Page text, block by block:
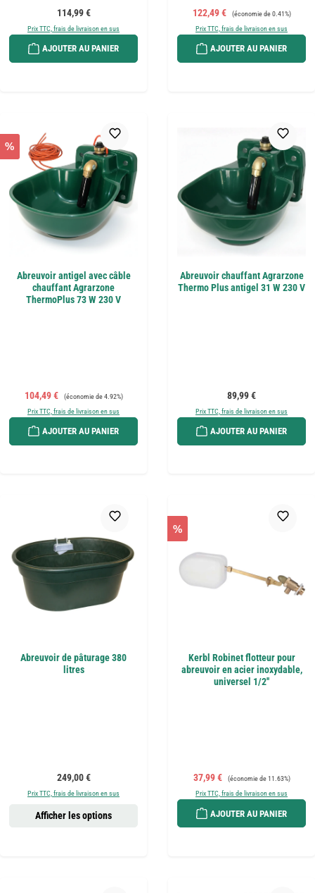
Prix régulier :
114,99 €
Prix TTC, frais de livraison en sus
AJOUTER AU PANIER
Prix de vente :
122,49 € Prix régulier :
(économie de 0.41%)
Prix TTC, frais de livraison en sus
AJOUTER AU PANIER
%
Abreuvoir antigel avec câble
chauffant Agrarzone
ThermoPlus 73 W 230 V
Prix de vente :
104,49 € Prix régulier :
(économie de 4.92%)
Prix TTC, frais de livraison en sus
AJOUTER AU PANIER
Abreuvoir chauffant Agrarzone
Thermo Plus antigel 31 W 230 V
Prix régulier :
89,99 €
Prix TTC, frais de livraison en sus
AJOUTER AU PANIER
Abreuvoir de pâturage 380
litres
Prix régulier :
249,00 €
Prix TTC, frais de livraison en sus
Afficher les options
%
Kerbl Robinet flotteur pour
abreuvoir en acier inoxydable,
universel 1/2''
Prix de vente :
37,99 € Prix régulier :
(économie de 11.63%)
Prix TTC, frais de livraison en sus
AJOUTER AU PANIER